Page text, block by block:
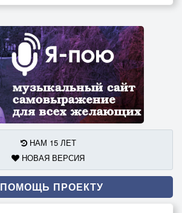
НАМ 15 ЛЕТ
НОВАЯ ВЕРСИЯ
ПОМОЩЬ ПРОЕКТУ